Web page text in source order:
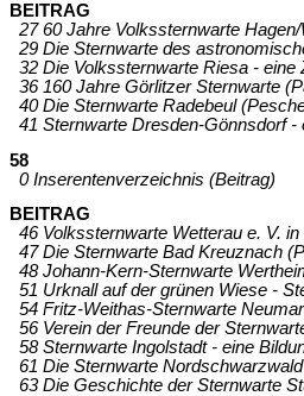
BEITRAG
27 60 Jahre Volkssternwarte
29 Die Sternwarte des
32 Die Volkssternwarte Riesa -
36 160 Jahre Görlitzer Sternwarte
40 Die Sternwarte Radebeul
41 Sternwarte Dresden-Gönnsdorf -
58
0 Inserentenverzeichnis (Beitrag)
BEITRAG
46 Volkssternwarte Wetterau e. V.
47 Die Sternwarte Bad Kreuznach
48 Johann-Kern-Sternwarte
51 Urknall auf der grünen Wiese -
54 Fritz-Weithas-Sternwarte
56 Verein der Freunde der
58 Sternwarte Ingolstadt - eine
61 Die Sternwarte
63 Die Geschichte der Sternwarte